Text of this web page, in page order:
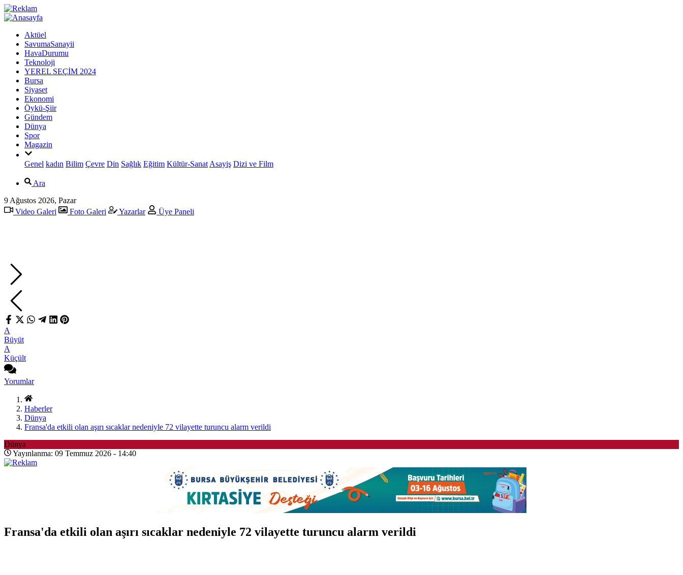
Aktüel
SavumaSanayii
HavaDurumu
Teknoloji
YEREL SEÇİM 2024
Bursa
Siyaset
Ekonomi
Öykü-Şiir
Gündem
Dünya
Spor
Magazin
Genel kadın Bilim Çevre Din Sağlık Eğitim Kültür-Sanat Asayiş Dizi ve Film
Ara
9 Ağustos 2026, Pazar
Video Galeri
Foto Galeri Yazarlar Üye Paneli
A
Büyüt
A
Küçült
Yorumlar
Haberler
Dünya
Fransa'da etkili olan aşırı sıcaklar nedeniyle 72 vilayette turuncu alarm verildi
Dünya
Yayınlanma: 09 Temmuz 2026 - 14:40
Fransa'da etkili olan aşırı sıcaklar nedeniyle 72 vilayette turuncu alarm verildi